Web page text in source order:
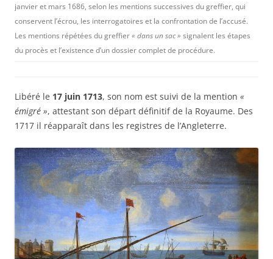
janvier et mars 1686, selon les mentions successives du greffier, qui
conservent l’écrou, les interrogatoires et la confrontation de l’accusé.
Les mentions répétées du greffier« dans un sac » signalent les étapes
du procès et l’existence d’un dossier complet de procédure.
Libéré le 17 juin 1713, son nom est suivi de la mention «
émigré », attestant son départ définitif de la Royaume. Des
1717 il réapparaît dans les registres de l’Angleterre.